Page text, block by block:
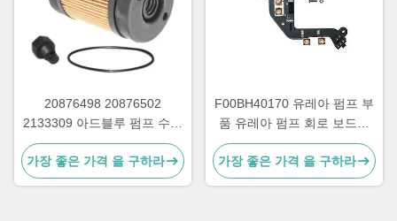
20876498 20876502
2133309 아드블루 펌프 수리
부품을 위한 유레아 펌프 필터
가장 좋은 가격 을 구하라
F00BH40170 유레아 펌프 부
품 유레아 펌프 회로 보드의
납 프레임
가장 좋은 가격 을 구하라